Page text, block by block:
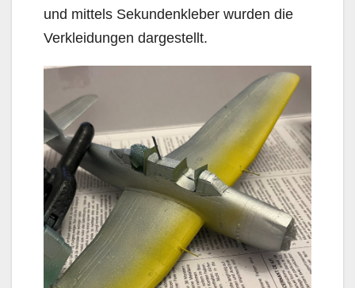
und mittels Sekundenkleber wurden die
Verkleidungen dargestellt.